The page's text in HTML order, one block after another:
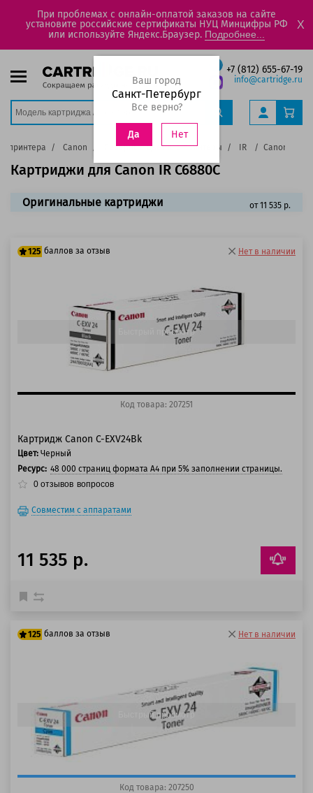
При проблемах с онлайн-оплатой заказов на сайте
установите российские сертификаты НУЦ Минцифры РФ
или используйте Яндекс.Браузер. Подробнее...
X
+7 (812) 655-67-19
info@cartridge.ru
Ваш город
Санкт-Петербург
Все верно?
Да Нет
принтера Canon Лазерные цветные принтеры IR Canon IR
Картриджи для Canon IR C6880C
Оригинальные картриджи от 11 535 р.
125 баллов за отзыв
125 баллов
Нет в наличии
Быстрый просмотр
Код товара: 207251
Картридж Canon C-EXV24Bk
Цвет: Черный
Ресурс: 48 000 страниц формата А4 при 5% заполнении страницы.
0 отзывов вопросов
Совместим с аппаратами
11 535 р.
125 баллов за отзыв Нет в наличии
Быстрый просмотр
Код товара: 207250